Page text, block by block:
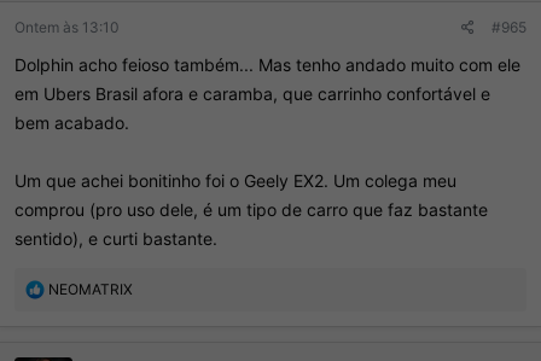
Ontem às 13:10 #965
Dolphin acho feioso também... Mas tenho andado muito com ele
em Ubers Brasil afora e caramba, que carrinho confortável e
bem acabado.
Um que achei bonitinho foi o Geely EX2. Um colega meu
comprou (pro uso dele, é um tipo de carro que faz bastante
sentido), e curti bastante.
R
NEOMATRIX